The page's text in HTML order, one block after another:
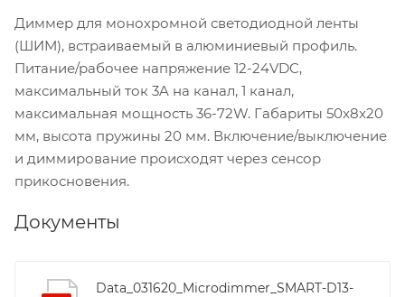
Диммер для монохромной светодиодной ленты
(ШИМ), встраиваемый в алюминиевый профиль.
Питание/рабочее напряжение 12-24VDC,
максимальный ток 3A на канал, 1 канал,
максимальная мощность 36-72W. Габариты 50x8x20
мм, высота пружины 20 мм. Включение/выключение
и диммирование происходят через сенсор
прикосновения.
Документы
Data_031620_Microdimmer_SMART-D13-